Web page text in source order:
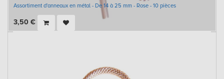
Assortiment d'anneaux en métal - De 14 à 25 mm - Rose - 10 pièces
3,50 €